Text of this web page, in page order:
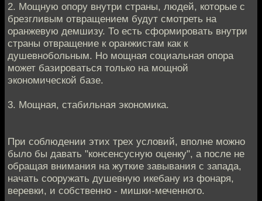
2. Мощную опору внутри страны, людей, которые с
брезгливым отвращением будут смотреть на
оранжевую демшизу. То есть сформировать внутри
страны отвращение к оранжистам как к
душевнобольным. Но мощная социальная опора
может базироваться только на мощной
экономической базе.
3. Мощная, стабильная экономика.
При соблюдении этих трех условий, вполне можно
было бы давать "консенсусную оценку", а после не
обращая внимания на жуткие завывания с запада,
начать сооружать душевную икебану из фонаря,
веревки, и собственно - мишки-меченного.